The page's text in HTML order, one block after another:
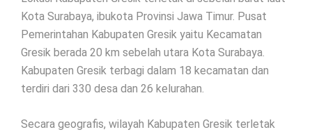
Kota Surabaya, ibukota Provinsi Jawa Timur. Pusat
Pemerintahan Kabupaten Gresik yaitu Kecamatan
Gresik berada 20 km sebelah utara Kota Surabaya.
Kabupaten Gresik terbagi dalam 18 kecamatan dan
terdiri dari 330 desa dan 26 kelurahan.
Secara geografis, wilayah Kabupaten Gresik terletak